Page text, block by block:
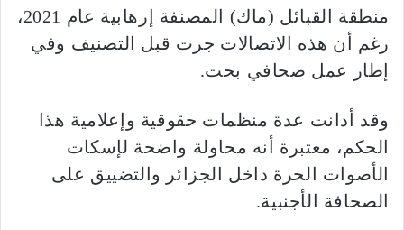
منطقة القبائل (ماك) المصنفة إرهابية عام 2021،
رغم أن هذه الاتصالات جرت قبل التصنيف وفي
إطار عمل صحافي بحت.
وقد أدانت عدة منظمات حقوقية وإعلامية هذا
الحكم، معتبرة أنه محاولة واضحة لإسكات
الأصوات الحرة داخل الجزائر والتضييق على
الصحافة الأجنبية.